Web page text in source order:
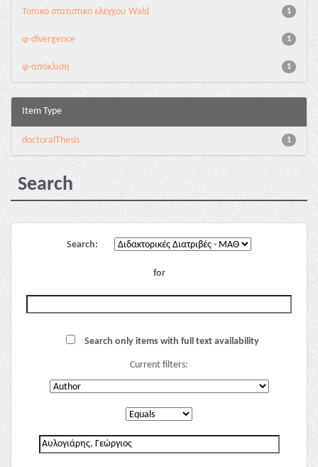
1
Τοπικό στατιστικό ελέγχου Wald
1
φ-divergence
1
φ-απόκλιση
Item Type
1
doctoralThesis
Search
Search:
for
Search only items with full text availability
Current filters: